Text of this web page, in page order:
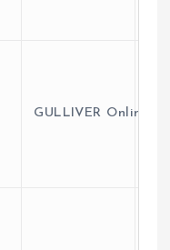
GULLIVER Online